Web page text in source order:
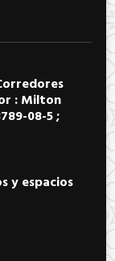
: Milton
08-5 ;
y espacios